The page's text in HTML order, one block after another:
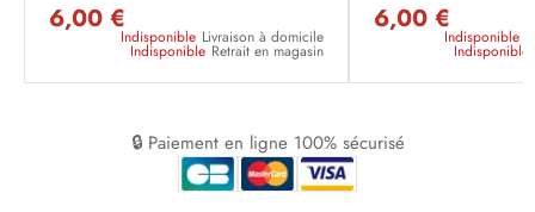
6,00 €
Indisponible Livraison à domicile
Indisponible Retrait en magasin
6,00 €
Indisponible
Indisponible
🔒 Paiement en ligne 100% sécurisé